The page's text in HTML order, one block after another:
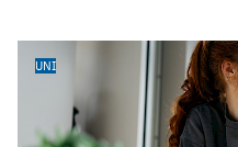
UNI